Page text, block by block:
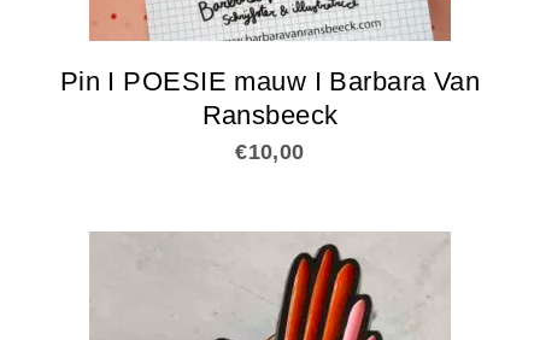
Pin I POESIE mauw I Barbara Van
Ransbeeck
€10,00